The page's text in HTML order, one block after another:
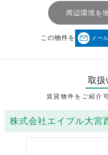
周辺環境を
この物件を メー
取扱
賃貸物件をご紹介
株式会社エイブル大宮